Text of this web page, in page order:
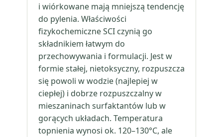
i wiórkowane mają mniejszą tendencję
do pylenia. Właściwości
fizykochemiczne SCI czynią go
składnikiem łatwym do
przechowywania i formulacji. Jest w
formie stałej, nietoksyczny, rozpuszcza
się powoli w wodzie (najlepiej w
ciepłej) i dobrze rozpuszczalny w
mieszaninach surfaktantów lub w
gorących układach. Temperatura
topnienia wynosi ok. 120–130°C, ale